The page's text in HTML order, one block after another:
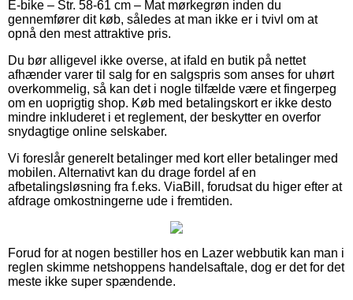
E-bike – Str. 58-61 cm – Mat mørkegrøn inden du
gennemfører dit køb, således at man ikke er i tvivl om at
opnå den mest attraktive pris.
Du bør alligevel ikke overse, at ifald en butik på nettet
afhænder varer til salg for en salgspris som anses for uhørt
overkommelig, så kan det i nogle tilfælde være et fingerpeg
om en uoprigtig shop. Køb med betalingskort er ikke desto
mindre inkluderet i et reglement, der beskytter en overfor
snydagtige online selskaber.
Vi foreslår generelt betalinger med kort eller betalinger med
mobilen. Alternativt kan du drage fordel af en
afbetalingsløsning fra f.eks. ViaBill, forudsat du higer efter at
afdrage omkostningerne ude i fremtiden.
Forud for at nogen bestiller hos en Lazer webbutik kan man i
reglen skimme netshoppens handelsaftale, dog er det for det
meste ikke super spændende.